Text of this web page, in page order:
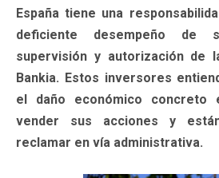
España tiene una
deficiente desempeño de
supervisión y autorización de
Bankia. Estos inversores
el daño económico concreto
vender sus acciones y
reclamar en vía administrativa.